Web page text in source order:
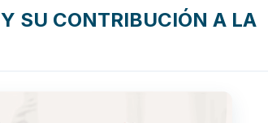
SU CONTRIBUCIÓN A LA